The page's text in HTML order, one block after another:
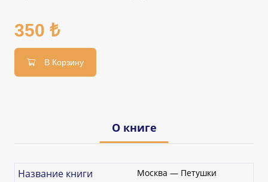
350 ₺
В Корзину
О книге
Название книги Москва — Петушки